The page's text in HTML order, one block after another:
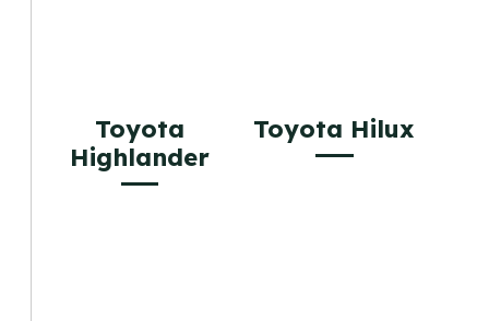
Toyota
Highlander
Toyota Hilux